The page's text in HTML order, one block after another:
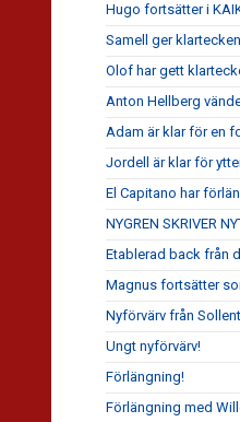
Hugo fortsätter i
Samell ger
Olof har gett
Anton Hellberg
Adam är klar för en
Jordell är klar för
El Capitano har
NYGREN SKRIVER
Etablerad back från
Magnus fortsätter
Nyförvärv från
Ungt nyförvärv!
Förlängning!
Förlängning med